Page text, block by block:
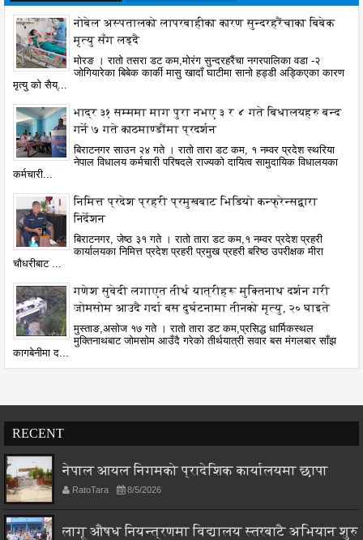
नोबेल अस्पतालको लापरबाहीका कारण सुन्दरहरैंचाका बिबेक
मृत्यु सँग लड्दै
मोरङ । रातो तसरा डट कम,मोरंग सुन्दरहरैंचा नगरपालिका वडा -२
जोगियारेका बिबेक कार्की मासु खादाँ घाटीमा सानो हड्डी अड्किएका कारण
मृत्यु को सैय्...
भाद्र ३१ सम्ममा माग पुरा नभए ३ र ४ गते बिधालयहरु बन्द
गर्ने ७ गते काठमाण्डौंमा प्रदर्शन
बिराटनगर साउन २४ गते । रातो तारा डट कम, १ नम्वर प्रदेश स्थरिया
नेपाल विधालय कर्मचारी परिषदले राज्यको दायित्व सामुदायिक विधालयका
कर्मचारी...
निमित्त प्रदेश प्रहरी प्रमुखबाट भिडियो कन्फ्रेन्सद्वारा
निर्देशन
बिराटनगर, जेष्ठ ३१ गते । रातो तारा डट कम,१ नम्वर प्रदेश प्रहरी
कार्यालयका निमित्त प्रदेश प्रहरी प्रमुख प्रहरी बरिष्ठ उपरीक्षक मीरा
चौधरीबाट ...
गणेश सुवेदी लगाएत तीर्थ यात्रीहरू मुक्तिनाथ दर्शन गरी
जोमसोम आउदै गर्दा बस दुर्घटनामा तीनको मृत्यु, २० घाइते
मुस्ताङ,असोज १७ गते । रातो तारा डट कम,प्रसिद्ध धार्मिकस्थल
मुक्तिनाथबाट जोमसोम आउँदै गरेको तीर्थयात्री सवार बस मंगलबार साँझ
कागबेनीमा द...
RECENT
नेपाल आयल निगमको प्रादेशिक कार्यालयमा छापा
RatoTara 8/5/2026
लागू औषध नियन्त्रणमा विद्यालय स्तरबाटै अभियान शुरु